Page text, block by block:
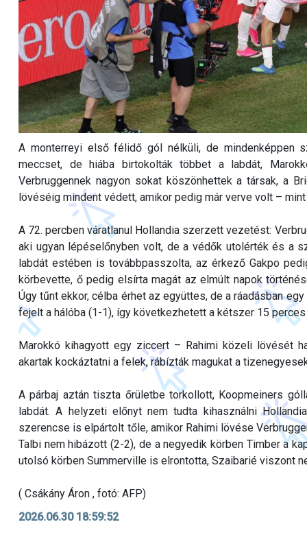
A monterreyi első félidő gól nélküli, de mindenképpen
meccset, de hiába birtokolták többet a labdát,
Verbruggennek nagyon sokat köszönhettek a társak, a
lövéséig mindent védett, amikor pedig már verve volt –
A 72. percben váratlanul Hollandia szerzett vezetést:
aki ugyan lépéselőnyben volt, de a védők utolérték és a
labdát estében is továbbpasszolta, az érkező Gakpo
körbevette, ő pedig elsírta magát az elmúlt napok
Úgy tűnt ekkor, célba érhet az együttes, de a ráadásban
fejelt a hálóba (1-1), így következhetett a kétszer 15
Marokkó kihagyott egy ziccert – Rahimi közeli lövését
akartak kockáztatni a felek, rábízták magukat a
A párbaj aztán tiszta őrületbe torkollott, Koopmeiners
labdát. A helyzeti előnyt nem tudta kihasználni
szerencse is elpártolt tőle, amikor Rahimi lövése
Talbi nem hibázott (2-2), de a negyedik körben Timber a
utolsó körben Summerville is elrontotta, Szaibarié viszont
( Csákány Áron , fotó: AFP)
2026.06.30 18:59:52